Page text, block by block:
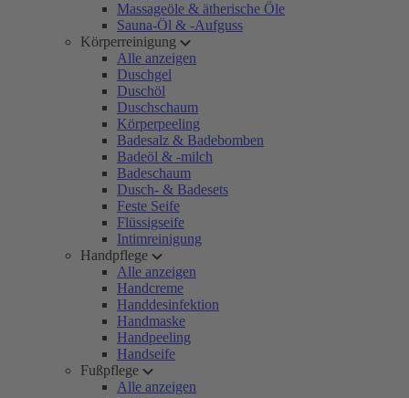
Massageöle & ätherische Öle
Sauna-Öl & -Aufguss
Körperreinigung
Alle anzeigen
Duschgel
Duschöl
Duschschaum
Körperpeeling
Badesalz & Badebomben
Badeöl & -milch
Badeschaum
Dusch- & Badesets
Feste Seife
Flüssigseife
Intimreinigung
Handpflege
Alle anzeigen
Handcreme
Handdesinfektion
Handmaske
Handpeeling
Handseife
Fußpflege
Alle anzeigen